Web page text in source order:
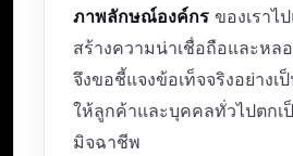
ภาพลักษณ์องค์กร ของเราไ
สร้างความน่าเชื่อถือและหล
จึงขอชี้แจงข้อเท็จจริงอย่างเ
ให้ลูกค้าและบุคคลทั่วไปตกเ
มิจฉาชีพ